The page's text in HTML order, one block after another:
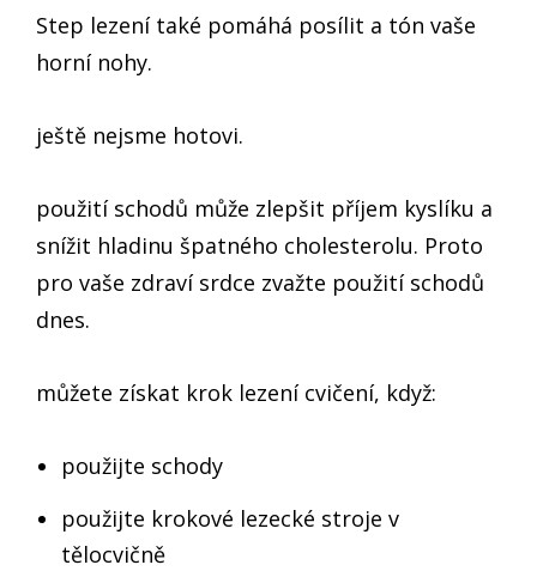
Step lezení také pomáhá posílit a tón vaše
horní nohy.
ještě nejsme hotovi.
použití schodů může zlepšit příjem kyslíku a
snížit hladinu špatného cholesterolu. Proto
pro vaše zdraví srdce zvažte použití schodů
dnes.
můžete získat krok lezení cvičení, když:
použijte schody
použijte krokové lezecké stroje v
tělocvičně